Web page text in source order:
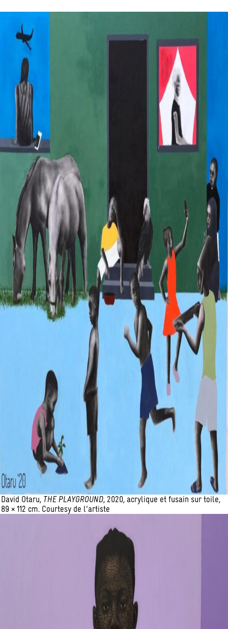
David Otaru, THE PLAYGROUND, 2020, acrylique et fusain sur toile,
89 × 112 cm. Courtesy de l’artiste